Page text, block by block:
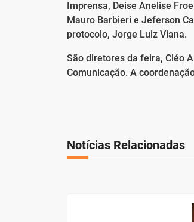
Imprensa, Deise Anelise
Mauro Barbieri e Jeferson
protocolo, Jorge Luiz Viana.
São diretores da feira, Cléo
Comunicação. A
Notícias Relacionadas